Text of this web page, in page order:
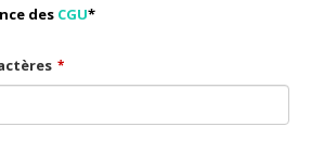
des CGU*
*